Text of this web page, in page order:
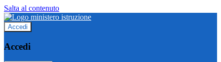
Salta al contenuto
Accedi
Accedi